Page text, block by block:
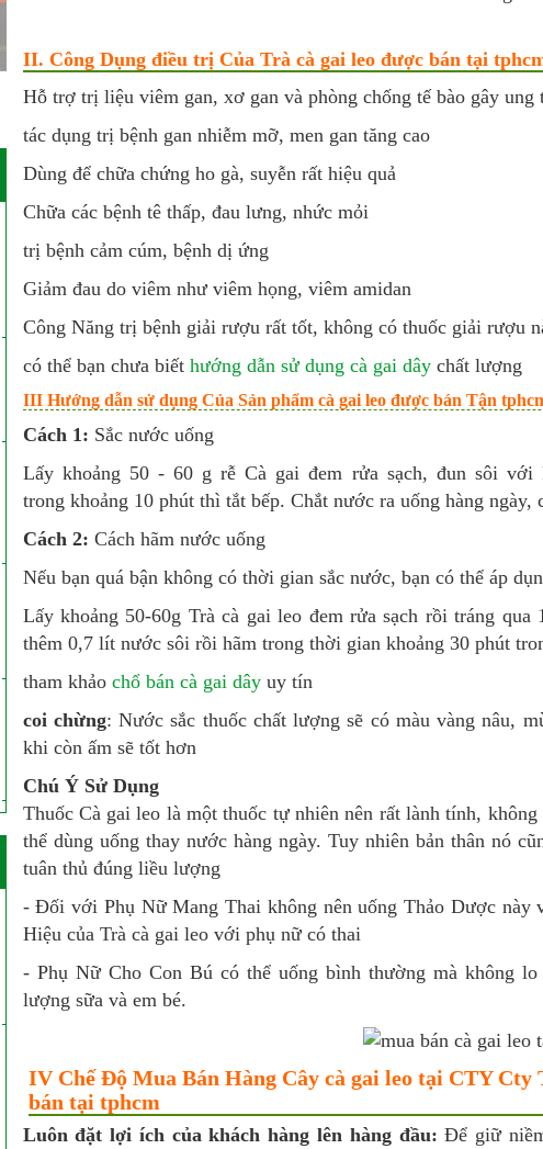
II. Công Dụng điều trị Của Trà cà gai leo được bán tại
Hỗ trợ trị liệu viêm gan, xơ gan và phòng chống tế bào gây ung
tác dụng trị bệnh gan nhiễm mỡ, men gan tăng cao
Dùng để chữa chứng ho gà, suyễn rất hiệu quả
Chữa các bệnh tê thấp, đau lưng, nhức mỏi
trị bệnh cảm cúm, bệnh dị ứng
Giảm đau do viêm như viêm họng, viêm amidan
Công Năng trị bệnh giải rượu rất tốt, không có thuốc giải rượu
có thể bạn chưa biết hướng dẫn sử dụng cà gai dâychất lượng
III Hướng dẫn sử dụng Của Sản phẩm cà gai leo được bán Tận
Cách 1: Sắc nước uống
Lấy khoảng 50 - 60 g rễ Cà gai đem rửa sạch, đun sôi
trong khoảng 10 phút thì tắt bếp. Chắt nước ra uống hàng ngày,
Cách 2: Cách hãm nước uống
Nếu bạn quá bận không có thời gian sắc nước, bạn có thể áp
Lấy khoảng 50-60g Trà cà gai leo đem rửa sạch rồi tráng
thêm 0,7 lít nước sôi rồi hãm trong thời gian khoảng 30 phút
tham khảo chổ bán cà gai dâyuy tín
coi chừng: Nước sắc thuốc chất lượng sẽ có màu vàng nâu,
khi còn ấm sẽ tốt hơn
Chú Ý Sử Dụng
Thuốc Cà gai leo là một thuốc tự nhiên nên rất lành tính,
thể dùng uống thay nước hàng ngày. Tuy nhiên bản thân nó
tuân thủ đúng liều lượng
- Đối với Phụ Nữ Mang Thai không nên uống Thảo Dược này
Hiệu của Trà cà gai leo với phụ nữ có thai
- Phụ Nữ Cho Con Bú có thể uống bình thường mà không
lượng sữa và em bé.
IV Chế Độ Mua Bán Hàng Cây cà gai leo tại CTY
bán tại tphcm
Luôn đặt lợi ích của khách hàng lên hàng đầu: Để giữ